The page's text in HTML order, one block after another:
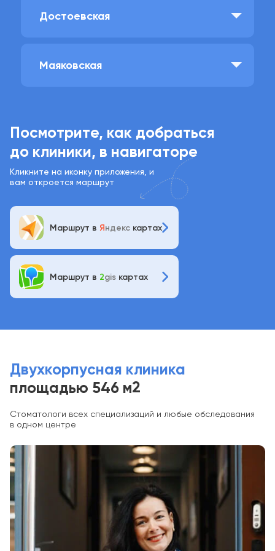
Достоевcкая
Маяковская
Посмотрите, как добраться
до клиники, в навигаторе
Кликните на иконку приложения, и
вам откроется маршрут
Маршрут в Яндекс картах
Маршрут в 2gis картах
Двухкорпусная клиника
площадью 546 м2
Стоматологи всех специализаций и любые обследования
в одном центре